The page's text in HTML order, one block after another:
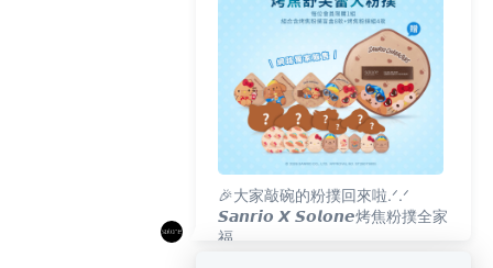
🎉大家敲碗的粉撲回來啦.ᐟ‪‪.ᐟ
𝙎𝙖𝙣𝙧𝙞𝙤 𝙓 𝙎𝙤𝙡𝙤𝙣𝙚烤焦粉撲全家
福